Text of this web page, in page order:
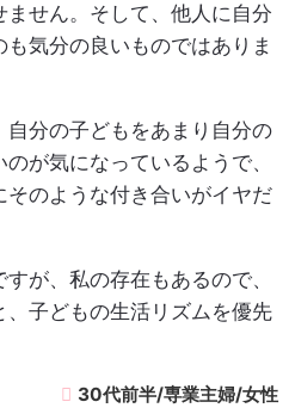
せん。そして、他人に自分
気分の良いものではありま
分の子どもをあまり自分の
が気になっているようで、
のような付き合いがイヤだ
が、私の存在もあるので、
子どもの生活リズムを優先
30代前半/専業主婦/女性